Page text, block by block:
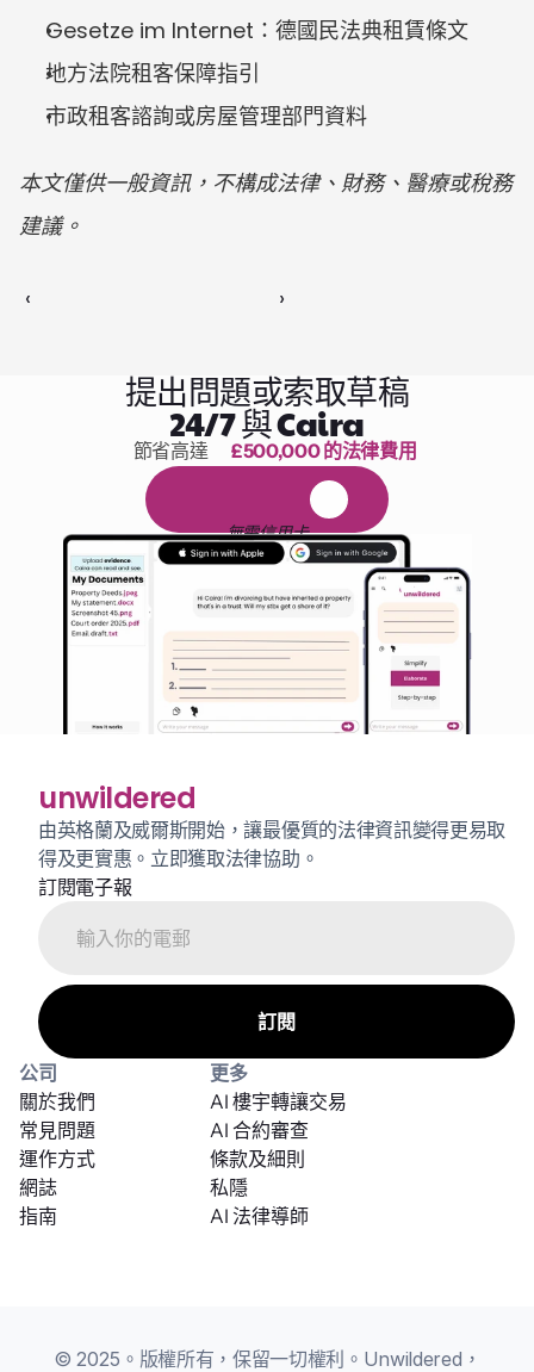
Gesetze im Internet：德國民法典租賃條文
地方法院租客保障指引
市政租客諮詢或房屋管理部門資料
本文僅供一般資訊，不構成法律、財務、醫療或稅務
建議。
‹ ›
提出問題或索取草稿
24/7 與 Caira
1,000 小時的閱讀
節省高達 £500,000 的法律費用
無需信用卡
unwildered
由英格蘭及威爾斯開始，讓最優質的法律資訊變得更易取
得及更實惠。立即獲取法律協助。
訂閱電子報
公司
關於我們
常見問題
運作方式
網誌
指南
更多
條款及細則
AI 合約審查
AI 法律導師
私隱
AI 樓宇轉讓交易
© 2025。版權所有，保留一切權利。Unwildered，